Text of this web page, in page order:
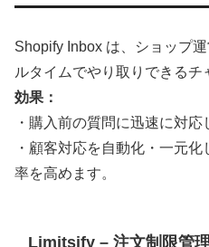
Shopify Inbox は、ショップ
ルタイムでやり取りできるチ
効果：
・購入前の質問に迅速に対応
・顧客対応を自動化・一元
率を高めます。
Limitsify – 注文制限管